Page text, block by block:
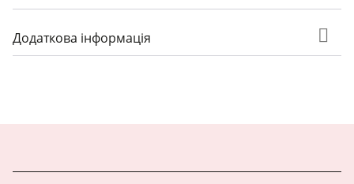
Додаткова інформація